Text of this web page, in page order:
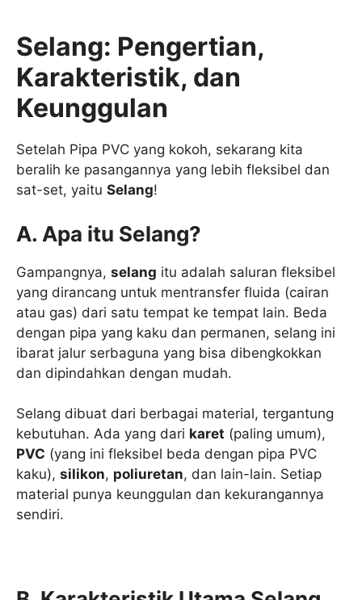
Selang: Pengertian,
Karakteristik, dan
Keunggulan
Setelah Pipa PVC yang kokoh, sekarang kita
beralih ke pasangannya yang lebih fleksibel dan
sat-set, yaitu Selang!
A. Apa itu Selang?
Gampangnya, selang itu adalah saluran fleksibel
yang dirancang untuk mentransfer fluida (cairan
atau gas) dari satu tempat ke tempat lain. Beda
dengan pipa yang kaku dan permanen, selang ini
ibarat jalur serbaguna yang bisa dibengkokkan
dan dipindahkan dengan mudah.
Selang dibuat dari berbagai material, tergantung
kebutuhan. Ada yang dari karet (paling umum),
PVC (yang ini fleksibel beda dengan pipa PVC
kaku), silikon, poliuretan, dan lain-lain. Setiap
material punya keunggulan dan kekurangannya
sendiri.